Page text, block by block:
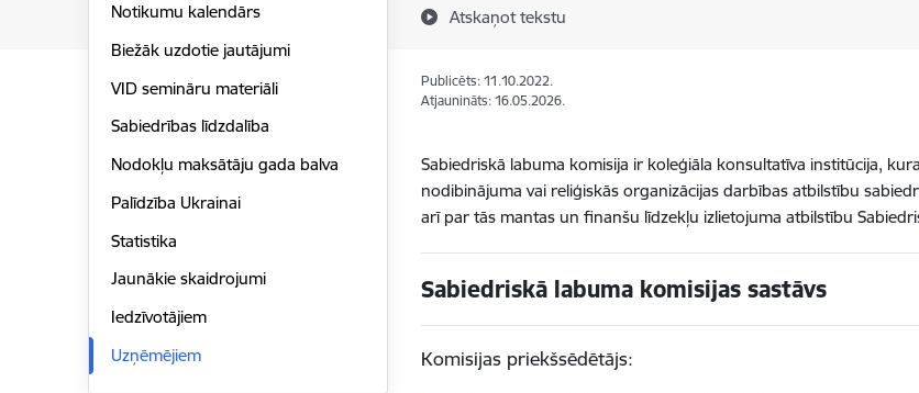
Atskaņot tekstu
Notikumu kalendārs
Biežāk uzdotie jautājumi
VID semināru materiāli
Sabiedrības līdzdalība
Nodokļu maksātāju gada balva
Palīdzība Ukrainai
Statistika
Jaunākie skaidrojumi
Iedzīvotājiem
Uzņēmējiem
Publicēts: 11.10.2022.
Atjaunināts: 16.05.2026.
Sabiedriskā labuma komisija ir koleģiāla konsultatīva institūcija,
nodibinājuma vai reliģiskās organizācijas darbības atbilstību
arī par tās mantas un finanšu līdzekļu izlietojuma atbilstību
Sabiedriskā labuma komisijas sastāvs
Komisijas priekšsēdētājs: